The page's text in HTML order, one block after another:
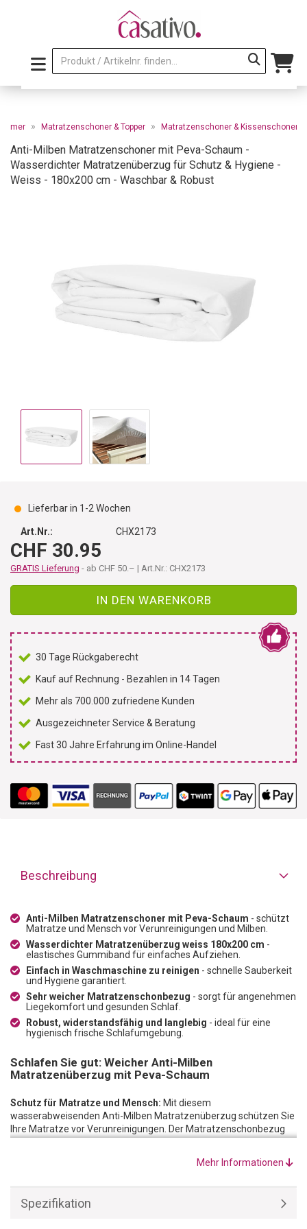
» Matratzenschoner & Topper » Matratzenschoner & Kissenschoner
Anti-Milben Matratzenschoner mit Peva-Schaum -
Wasserdichter Matratzenüberzug für Schutz & Hygiene -
Weiss - 180x200 cm - Waschbar & Robust
Lieferbar in 1-2 Wochen
Art.Nr.: CHX2173
CHF 30.95
GRATIS Lieferung - ab CHF 50.– | Art.Nr.: CHX2173
IN DEN WARENKORB
30 Tage Rückgaberecht
Kauf auf Rechnung - Bezahlen in 14 Tagen
Mehr als 700.000 zufriedene Kunden
Ausgezeichneter Service & Beratung
Fast 30 Jahre Erfahrung im Online-Handel
Beschreibung
Anti-Milben Matratzenschoner mit Peva-Schaum - schützt
Matratze und Mensch vor Verunreinigungen und Milben.
Wasserdichter Matratzenüberzug weiss 180x200 cm -
elastisches Gummiband für einfaches Aufziehen.
Einfach in Waschmaschine zu reinigen - schnelle Sauberkeit
und Hygiene garantiert.
Sehr weicher Matratzenschonbezug - sorgt für angenehmen
Liegekomfort und gesunden Schlaf.
Robust, widerstandsfähig und langlebig - ideal für eine
hygienisch frische Schlafumgebung.
Schlafen Sie gut: Weicher Anti-Milben
Matratzenüberzug mit Peva-Schaum
Schutz für Matratze und Mensch: Mit diesem
wasserabweisenden Anti-Milben Matratzenüberzug schützen Sie
Ihre Matratze vor Verunreinigungen. Der Matratzenschonbezug
Anti-Milben Matratzenüberzug für schnelle Sauberkeit und
Hygiene. Er ist einfach in der Waschmaschine zu reinigen. Ein
Mehr Informationen
Spezifikation